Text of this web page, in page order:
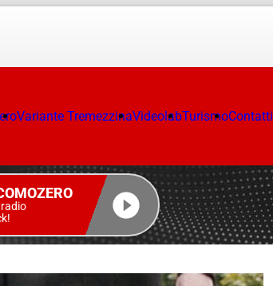
Variante TremezzinaVideolabTurismoContatti